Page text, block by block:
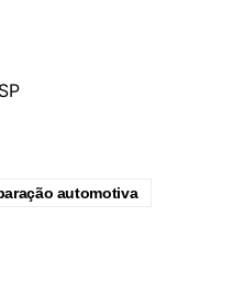
automotiva